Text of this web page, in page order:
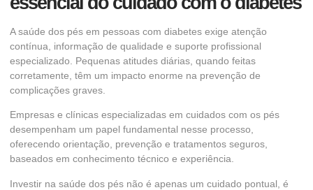
A saúde dos pés em pessoas com diabetes exige atenção
contínua, informação de qualidade e suporte profissional
especializado. Pequenas atitudes diárias, quando feitas
corretamente, têm um impacto enorme na prevenção de
complicações graves.
Empresas e clínicas especializadas em cuidados com os pés
desempenham um papel fundamental nesse processo,
oferecendo orientação, prevenção e tratamentos seguros,
baseados em conhecimento técnico e experiência.
Investir na saúde dos pés não é apenas um cuidado pontual, é